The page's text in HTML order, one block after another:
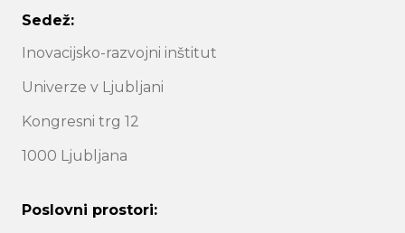
Sedež:
Inovacijsko-razvojni inštitut
Univerze v Ljubljani
Kongresni trg 12
1000 Ljubljana
Poslovni prostori: